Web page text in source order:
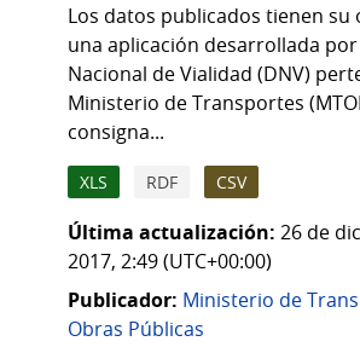
Los datos publicados tienen su
una aplicación desarrollada
Nacional de Vialidad (DNV)
Ministerio de Transportes
consigna...
XLS RDF CSV
Última actualización: 26 de
2017, 2:49 (UTC+00:00)
Publicador: Ministerio de
Obras Públicas